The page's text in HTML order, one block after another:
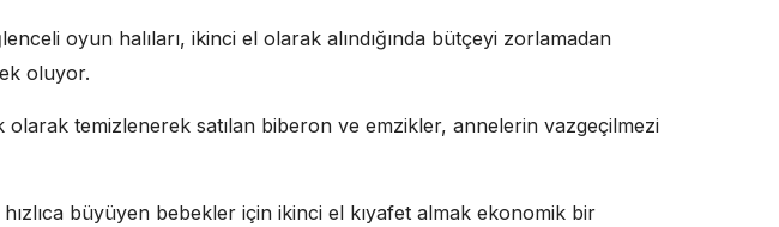
oyun halıları, ikinci el olarak alındığında bütçeyi zorlamadan
oluyor.
olarak temizlenerek satılan biberon ve emzikler, annelerin vazgeçilmezi
büyüyen bebekler için ikinci el kıyafet almak ekonomik bir